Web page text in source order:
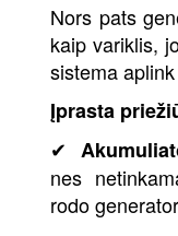
Nors pats
kaip variklis,
sistema
Įprasta
✔
nes
rodo